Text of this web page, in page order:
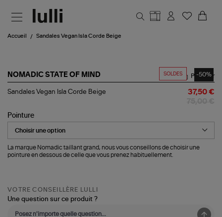
Accueil Sandales Vegan Isla Corde Beige
SOLDES -50%
NOMADIC STATE OF MIND
Sandales
Corde
Beige
Partager
Sandales Vegan Isla Corde Beige 37,50 €
Pointure
La marque Nomadic taillant grand, nous vous conseillons de choisir une
pointure en dessous de celle que vous prenez habituellement.
VOTRE CONSEILLÈRE LULLI
Une question sur ce produit ?